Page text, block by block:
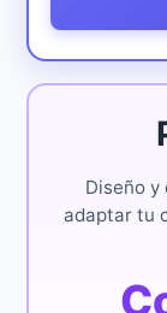
Diseño
adaptar tu